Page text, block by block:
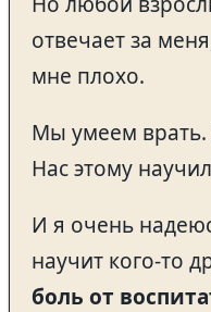
отвечает за
мне плохо.
Мы умеем
Нас этому
И я очень
научит кого-то
боль от